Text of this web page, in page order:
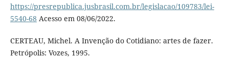
https://presrepublica.jusbrasil.com.br/legislacao/109783/lei-
5540-68 Acesso em 08/06/2022.
CERTEAU, Michel. A Invenção do Cotidiano: artes de fazer.
Petrópolis: Vozes, 1995.